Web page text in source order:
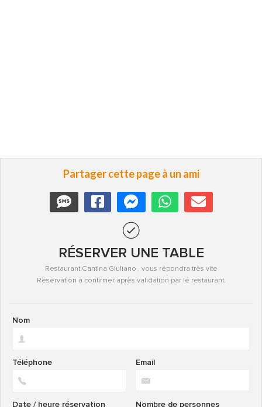
Partager cette page à un ami
RÉSERVER UNE TABLE
Restaurant Cantina Giuliano , vous répondra très vite
Réservation à confirmer après validation par le restaurant.
Nom
Email
Téléphone
Nombre de personnes
Date / heure réservation